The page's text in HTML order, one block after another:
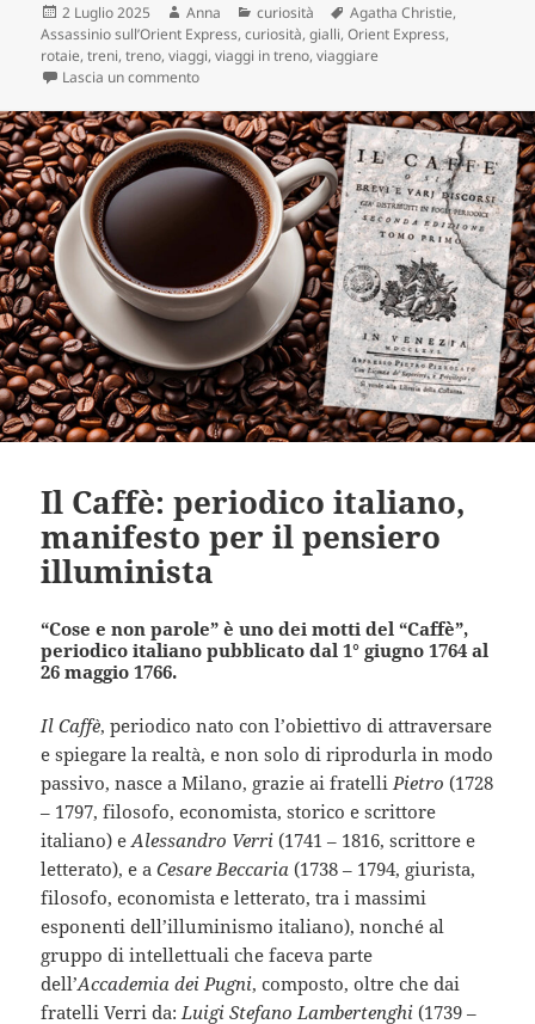
Scritto
il
2 Luglio 2025 Autore
Anna Categorie
curiosità Tag
Agatha Christie,
Assassinio sull’Orient Express,curiosità,gialli,Orient Express,
rotaie,treni,treno,viaggi,viaggi in treno,viaggiare
Lascia un commentosu Sì, viaggiare, ma sull’Orient Express
Il Caffè: periodico italiano,
manifesto per il pensiero
illuminista
“Cose e non parole” è uno dei motti del “Caffè”,
periodico italiano pubblicato dal 1° giugno 1764 al
26 maggio 1766.
Il Caffè, periodico nato con l’obiettivo di attraversare
e spiegare la realtà, e non solo di riprodurla in modo
passivo, nasce a Milano, grazie ai fratelli Pietro (1728
– 1797, filosofo, economista, storico e scrittore
italiano) eAlessandro Verri (1741 – 1816, scrittore e
letterato), e aCesare Beccaria (1738 – 1794, giurista,
filosofo, economista e letterato, tra i massimi
esponenti dell’illuminismo italiano), nonché al
gruppo di intellettuali che faceva parte
dell’Accademia dei Pugni, composto, oltre che dai
fratelli Verri da: Luigi Stefano Lambertenghi (1739 –